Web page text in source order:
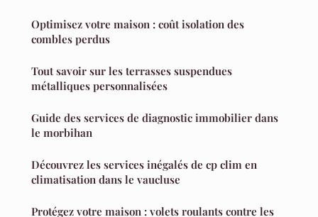
Optimisez votre maison : coût isolation des
combles perdus
Tout savoir sur les terrasses suspendues
métalliques personnalisées
Guide des services de diagnostic immobilier dans
le morbihan
Découvrez les services inégalés de cp clim en
climatisation dans le vaucluse
Protégez votre maison : volets roulants contre les